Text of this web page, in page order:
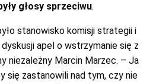
głosy sprzeciwu.
stanowisko komisji strategii i
apel o wstrzymanie się z
niezależny Marcin Marzec. – Ja
się zastanowili nad tym, czy nie